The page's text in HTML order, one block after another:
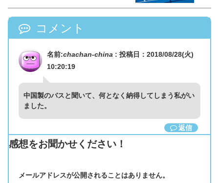
コメント
名前:chachan-china : 投稿日：2018/08/28(火)
10:20:19
中国製のバスと聞いて、何となく納得してしまう私がい
ました。
返信
感想をお聞かせください！
メールアドレスが公開されることはありません。